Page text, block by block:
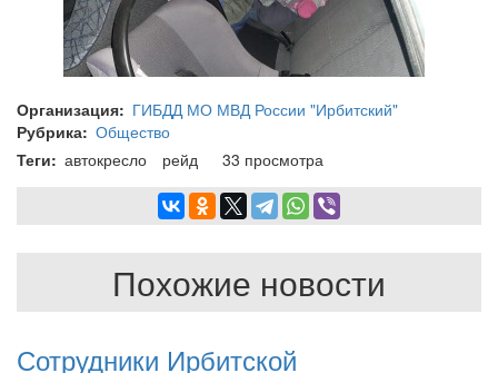
Организация
ГИБДД МО МВД России "Ирбитский"
Рубрика Общество
Теги
автокресло рейд 33 просмотра
Похожие новости
Сотрудники Ирбитской